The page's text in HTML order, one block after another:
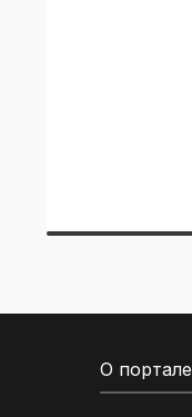
О портале